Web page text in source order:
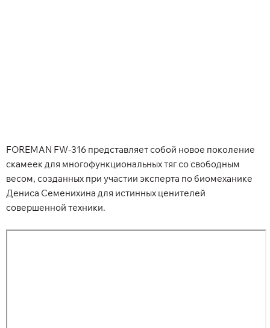
FOREMAN FW-316 представляет собой новое поколение
скамеек для многофункциональных тяг со свободным
весом, созданных при участии эксперта по биомеханике
Дениса Семенихина для истинных ценителей
совершенной техники.